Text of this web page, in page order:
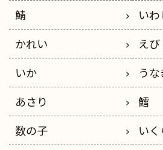
鯖
いわ
かれい
えび
いか
うな
あさり
鱈
数の子
いく